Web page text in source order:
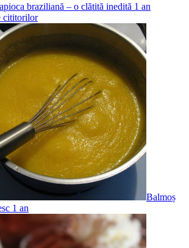
braziliană – o clătită inedită 1 an
cititorilor
Balmoș
1 an